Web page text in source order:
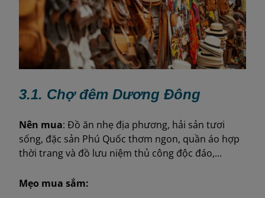
3.1. Chợ đêm Dương Đông
Nên mua: Đồ ăn nhẹ địa phương, hải sản tươi
sống, đặc sản Phú Quốc thơm ngon, quần áo hợp
thời trang và đồ lưu niệm thủ công độc đáo,...
Mẹo mua sắm: